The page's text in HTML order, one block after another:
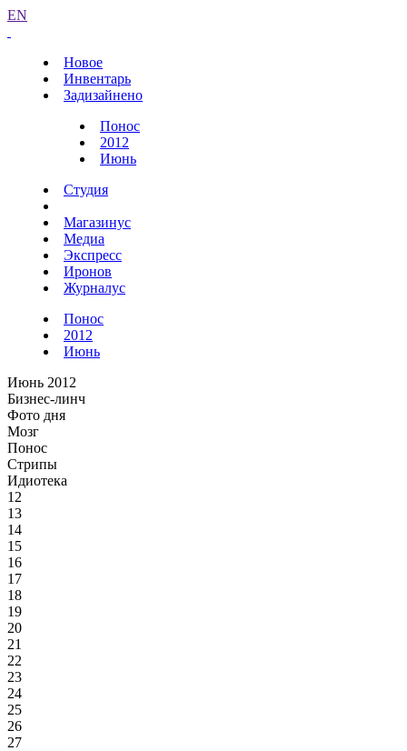
EN
Новое
Инвентарь
Задизайнено
Понос
2012
Июнь
Студия
Магазинус
Медиа
Экспресс
Иронов
Журналус
Понос
2012
Июнь
Июнь 2012
Бизнес-линч
Фото дня
Мозг
Понос
Стрипы
Идиотека
12
13
14
15
16
17
18
19
20
21
22
23
24
25
26
27